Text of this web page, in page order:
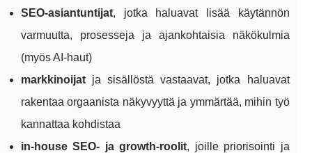
SEO-asiantuntijat, jotka haluavat lisää käytännön
varmuutta, prosesseja ja ajankohtaisia näkökulmia
(myös AI-haut)
markkinoijat ja sisällöstä vastaavat, jotka haluavat
rakentaa orgaanista näkyvyyttä ja ymmärtää, mihin työ
kannattaa kohdistaa
in-house SEO- ja growth-roolit, joille priorisointi ja